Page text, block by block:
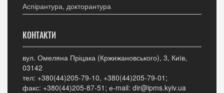
Аспірантура, докторантура
КОНТАКТИ
вул. Омеляна Пріцака (Кржижановського), 3, Київ,
03142
тел: +380(44)205-79-10, +380(44)205-79-01;
факс: +380(44)205-87-51; е-mail: dir@ipms.kyiv.ua